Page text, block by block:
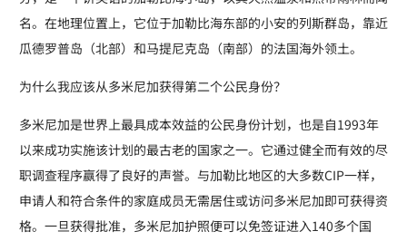
名。在地理位置上，它位于加勒比海东部的小安的列斯群岛，靠近
瓜德罗普岛（北部）和马提尼克岛（南部）的法国海外领土。
为什么我应该从多米尼加获得第二个公民身份？
多米尼加是世界上最具成本效益的公民身份计划，也是自1993年
以来成功实施该计划的最古老的国家之一。它通过健全而有效的尽
职调查程序赢得了良好的声誉。与加勒比地区的大多数CIP一样，
申请人和符合条件的家庭成员无需居住或访问多米尼加即可获得资
格。一旦获得批准，多米尼加护照便可以免签证进入140多个国